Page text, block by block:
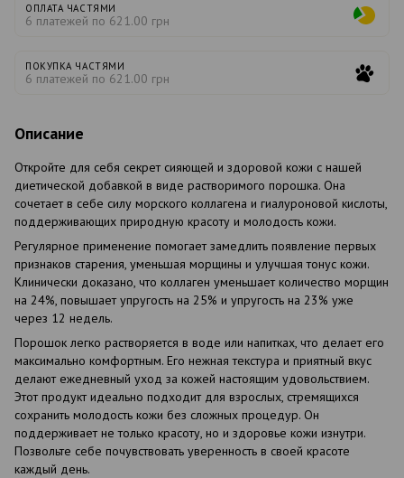
ОПЛАТА ЧАСТЯМИ
6 платежей по 621.00 грн
ПОКУПКА ЧАСТЯМИ
6 платежей по 621.00 грн
Описание
Откройте для себя секрет сияющей и здоровой кожи с нашей
диетической добавкой в виде растворимого порошка. Она
сочетает в себе силу морского коллагена и гиалуроновой кислоты
поддерживающих природную красоту и молодость кожи.
Регулярное применение помогает замедлить появление первых
признаков старения, уменьшая морщины и улучшая тонус кожи.
Клинически доказано, что коллаген уменьшает количество морщин
на 24%, повышает упругость на 25% и упругость на 23% уже
через 12 недель.
Порошок легко растворяется в воде или напитках, что делает его
максимально комфортным. Его нежная текстура и приятный вкус
делают ежедневный уход за кожей настоящим удовольствием.
Этот продукт идеально подходит для взрослых, стремящихся
сохранить молодость кожи без сложных процедур. Он
поддерживает не только красоту, но и здоровье кожи изнутри.
Позвольте себе почувствовать уверенность в своей красоте
каждый день.